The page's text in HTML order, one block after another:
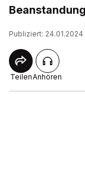
Publiziert: 24.01.2024
TeilenAnhören